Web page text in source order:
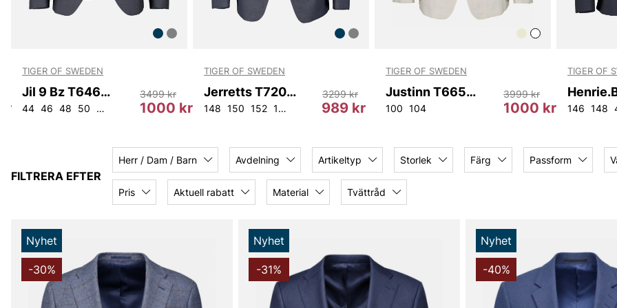
TIGER OF SWEDEN
Jil 9 Bz T64698 284
44 46 48 50 146 150 152 52 54
1000 kr
3499 kr
TIGER OF SWEDEN
Jerretts T72066 284
148 150 152 154 48 50 52
989 kr
3299 kr
TIGER OF SWEDEN
Justinn T66543 172
100 104 1000 kr
3999 kr
TIGER OF
146 148
FILTRERA EFTER
Herr / Dam / Barn Avdelning Artikeltyp Storlek Färg Passform
Pris Aktuell rabatt Material Tvättråd
Nyhet
-30%
Nyhet
-31%
Nyhet
-40%